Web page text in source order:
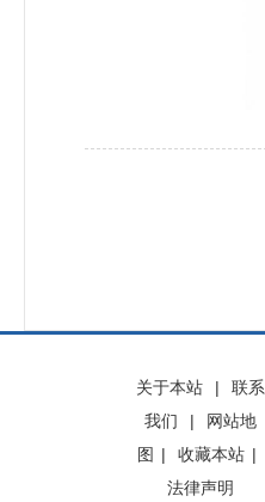
关于本站 |
联系
我们
|
网站地
图 | 收藏本站 |
法律声明